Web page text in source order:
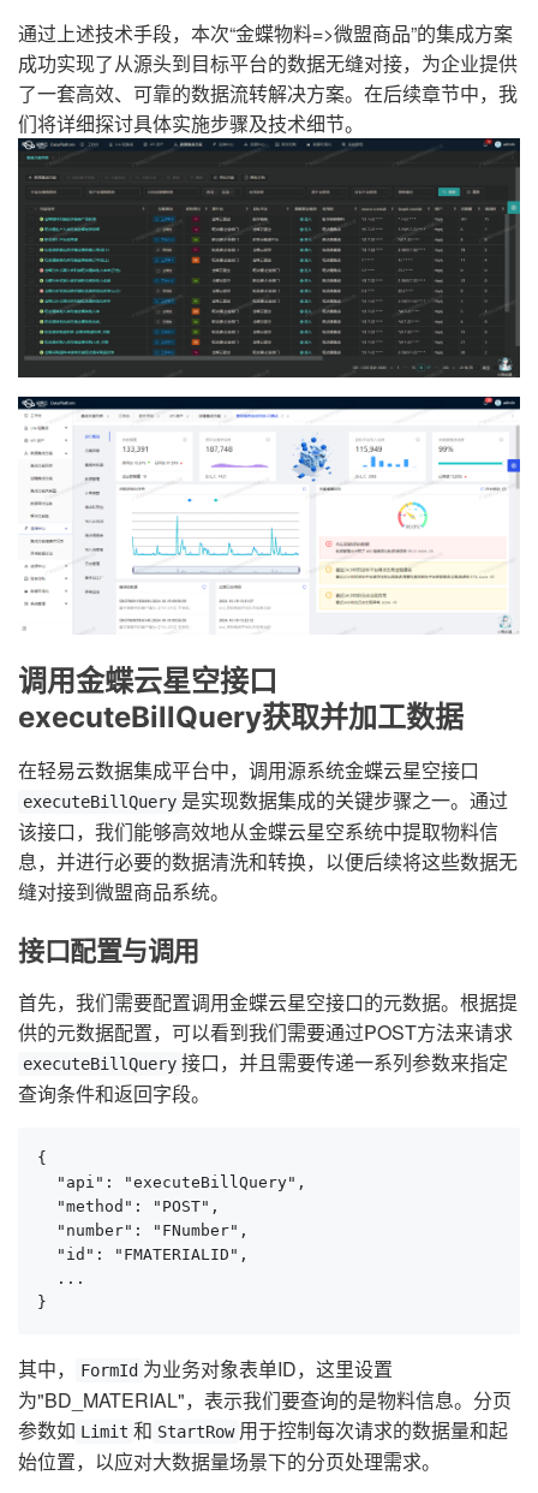
通过上述技术手段，本次“金蝶物料=>微盟商品”的集成方案
成功实现了从源头到目标平台的数据无缝对接，为企业提供
了一套高效、可靠的数据流转解决方案。在后续章节中，我
们将详细探讨具体实施步骤及技术细节。
调用金蝶云星空接口
executeBillQuery获取并加工数据
在轻易云数据集成平台中，调用源系统金蝶云星空接口
executeBillQuery 是实现数据集成的关键步骤之一。通过
该接口，我们能够高效地从金蝶云星空系统中提取物料信
息，并进行必要的数据清洗和转换，以便后续将这些数据无
缝对接到微盟商品系统。
接口配置与调用
首先，我们需要配置调用金蝶云星空接口的元数据。根据提
供的元数据配置，可以看到我们需要通过POST方法来请求
executeBillQuery 接口，并且需要传递一系列参数来指定
查询条件和返回字段。
{
  "api": "executeBillQuery",
  "method": "POST",
  "number": "FNumber",
  "id": "FMATERIALID",
  ...
}
其中， FormId 为业务对象表单ID，这里设置
为"BD_MATERIAL"，表示我们要查询的是物料信息。分页
参数如 Limit 和 StartRow 用于控制每次请求的数据量和起
始位置，以应对大数据量场景下的分页处理需求。